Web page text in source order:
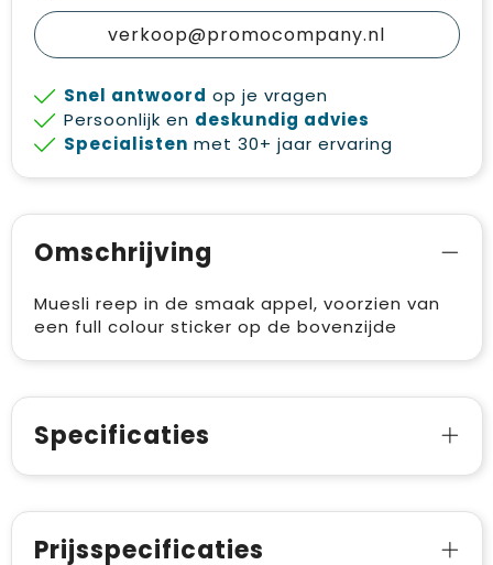
verkoop@promocompany.nl
Snel antwoord op je vragen
Persoonlijk en deskundig advies
Specialisten met 30+ jaar ervaring
Omschrijving
Muesli reep in de smaak appel, voorzien van
een full colour sticker op de bovenzijde
Specificaties
Prijsspecificaties